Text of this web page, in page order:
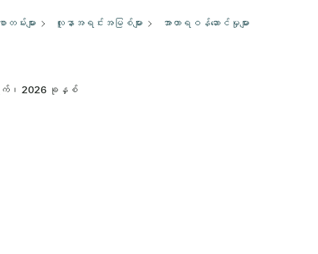
းများ လူနာအရင်းအမြစ်များ အာဟာရဝန်ဆောင်မှုများ
က်၊ 2026 ခုနှစ်